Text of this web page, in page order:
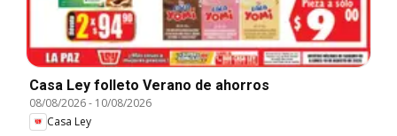
Casa Ley folleto Verano de ahorros
08/08/2026- 10/08/2026
Casa Ley